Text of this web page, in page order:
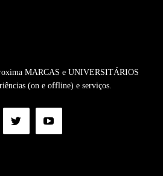
MARCAS e UNIVERSITÁRIOS
(on e offline) e serviços.